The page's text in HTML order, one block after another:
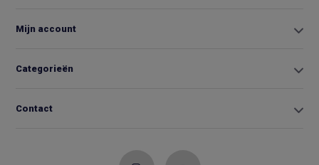
Mijn account
Categorieën
Contact